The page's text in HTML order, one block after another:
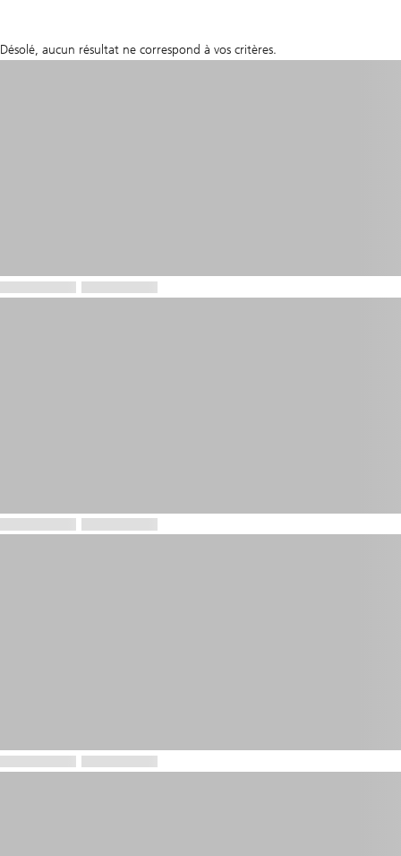
Désolé, aucun résultat ne correspond à vos critères.